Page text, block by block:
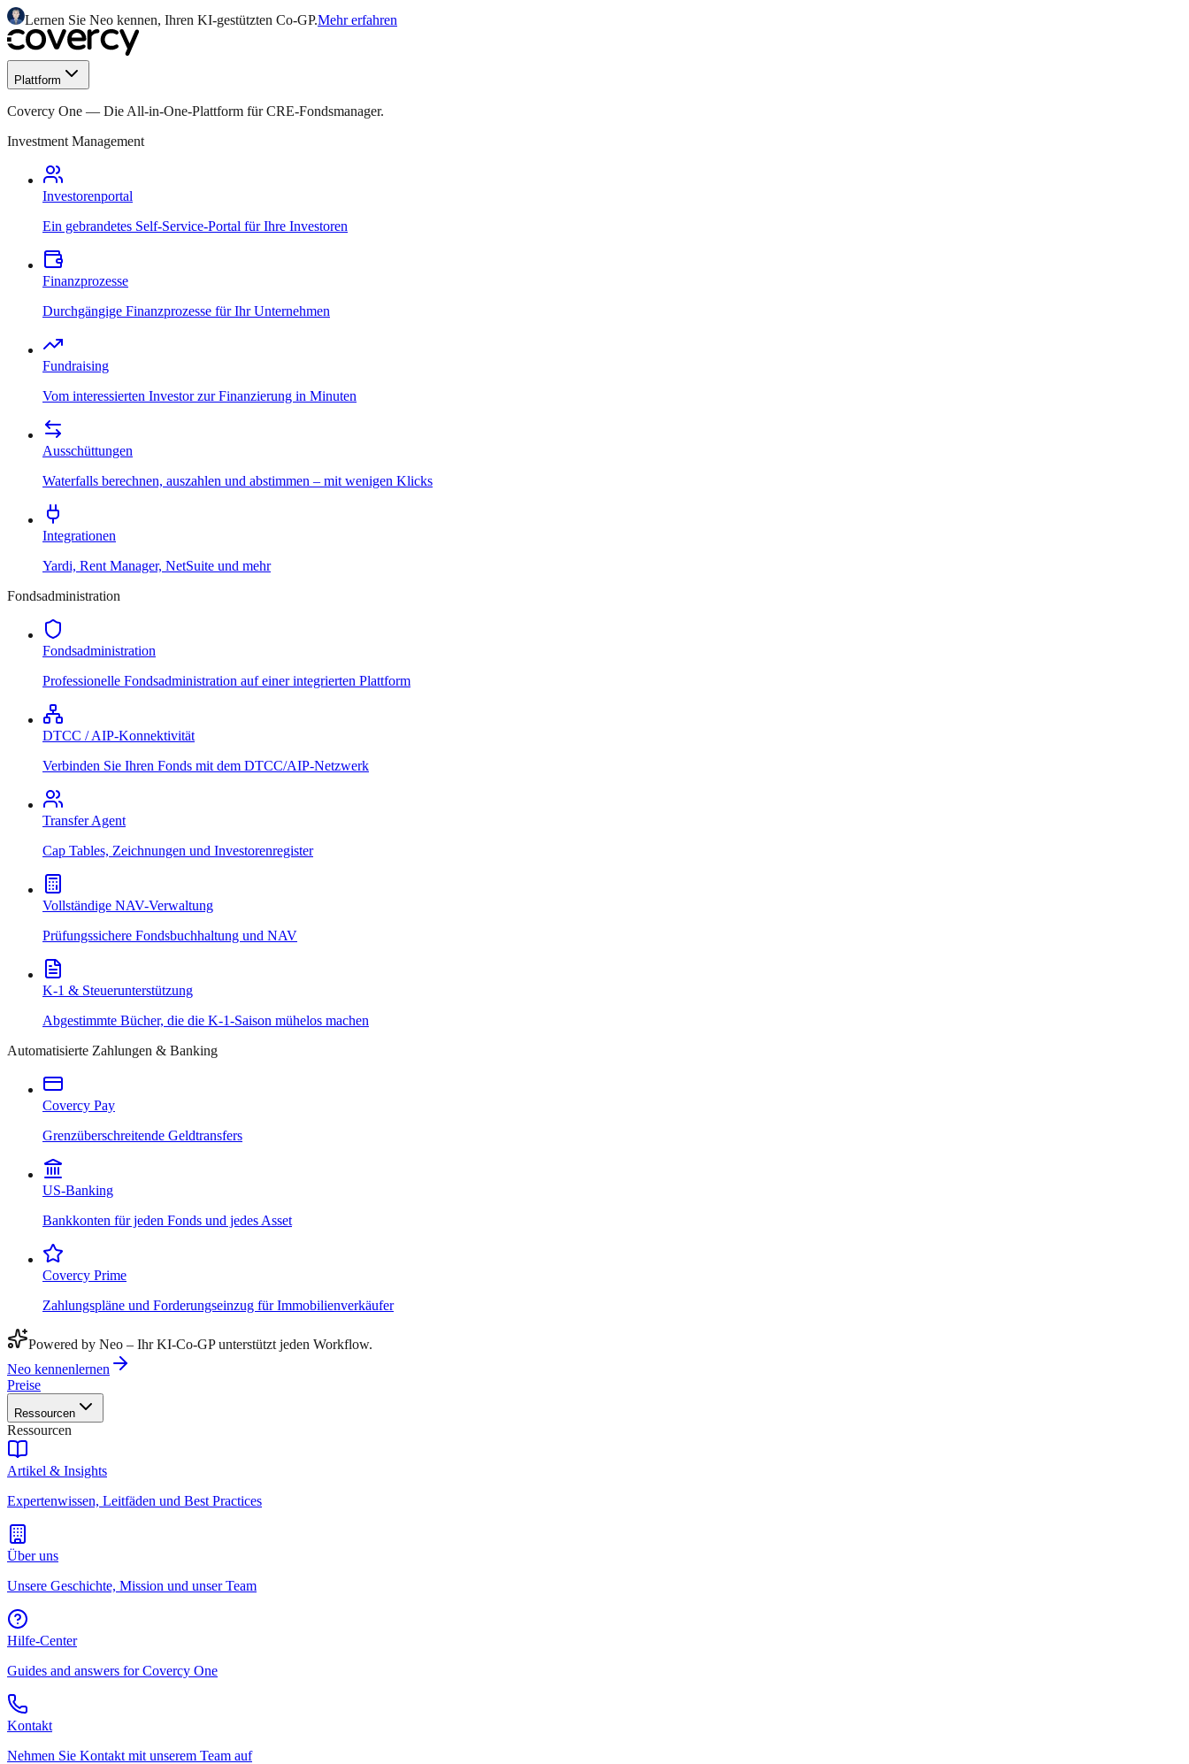
Lernen Sie Neo kennen, Ihren KI-gestützten Co-GP.Mehr erfahren
Plattform
Covercy One — Die All-in-One-Plattform für CRE-Fondsmanager.
Investment Management
Investorenportal
Ein gebrandetes Self-Service-Portal für Ihre Investoren
Finanzprozesse
Durchgängige Finanzprozesse für Ihr Unternehmen
Fundraising
Vom interessierten Investor zur Finanzierung in Minuten
Ausschüttungen
Waterfalls berechnen, auszahlen und abstimmen – mit wenigen Klicks
Integrationen
Yardi, Rent Manager, NetSuite und mehr
Fondsadministration
Fondsadministration
Professionelle Fondsadministration auf einer integrierten Plattform
DTCC / AIP-Konnektivität
Verbinden Sie Ihren Fonds mit dem DTCC/AIP-Netzwerk
Transfer Agent
Cap Tables, Zeichnungen und Investorenregister
Vollständige NAV-Verwaltung
Prüfungssichere Fondsbuchhaltung und NAV
K-1 & Steuerunterstützung
Abgestimmte Bücher, die die K-1-Saison mühelos machen
Automatisierte Zahlungen & Banking
Covercy Pay
Grenzüberschreitende Geldtransfers
US-Banking
Bankkonten für jeden Fonds und jedes Asset
Covercy Prime
Zahlungspläne und Forderungseinzug für Immobilienverkäufer
Powered by Neo – Ihr KI-Co-GP unterstützt jeden Workflow.
Neo kennenlernen
Preise
Ressourcen
Ressourcen
Artikel & Insights
Expertenwissen, Leitfäden und Best Practices
Über uns
Unsere Geschichte, Mission und unser Team
Hilfe-Center
Guides and answers for Covercy One
Kontakt
Nehmen Sie Kontakt mit unserem Team auf